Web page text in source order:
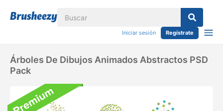
Iniciar sesión Regístrate
Árboles De Dibujos Animados Abstractos PSD
Pack